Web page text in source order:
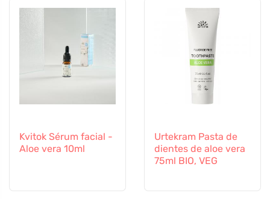
Kvitok Sérum facial -
Aloe vera 10ml
Urtekram Pasta de
dientes de aloe vera
75ml BIO, VEG